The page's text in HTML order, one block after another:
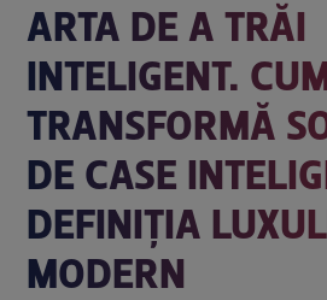
ARTA DE A TRĂI
INTELIGENT.
TRANSFORMĂ
DE CASE
DEFINIȚIA
MODERN